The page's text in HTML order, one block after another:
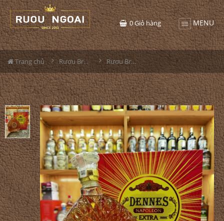
MENU
0Giỏ hàng
Trang chủ Rượu Brandy Rượu Brandy Dennes Extra